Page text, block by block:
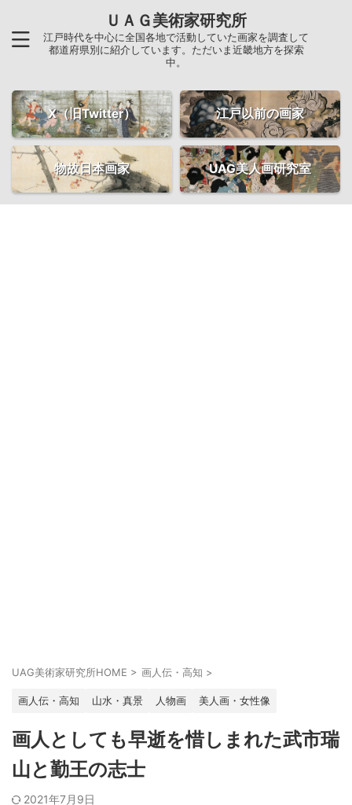
ＵＡＧ美術家研究所
江戸時代を中心に全国各地で活動していた画家を調査して
都道府県別に紹介しています。ただいま近畿地方を探索
中。
X（旧Twitter） 江戸以前の画家
物故日本画家 UAG美人画研究室
UAG美術家研究所HOME > 画人伝・高知 >
画人伝・高知 山水・真景 人物画 美人画・女性像
画人としても早逝を惜しまれた武市瑞
山と勤王の志士
2021年7月9日